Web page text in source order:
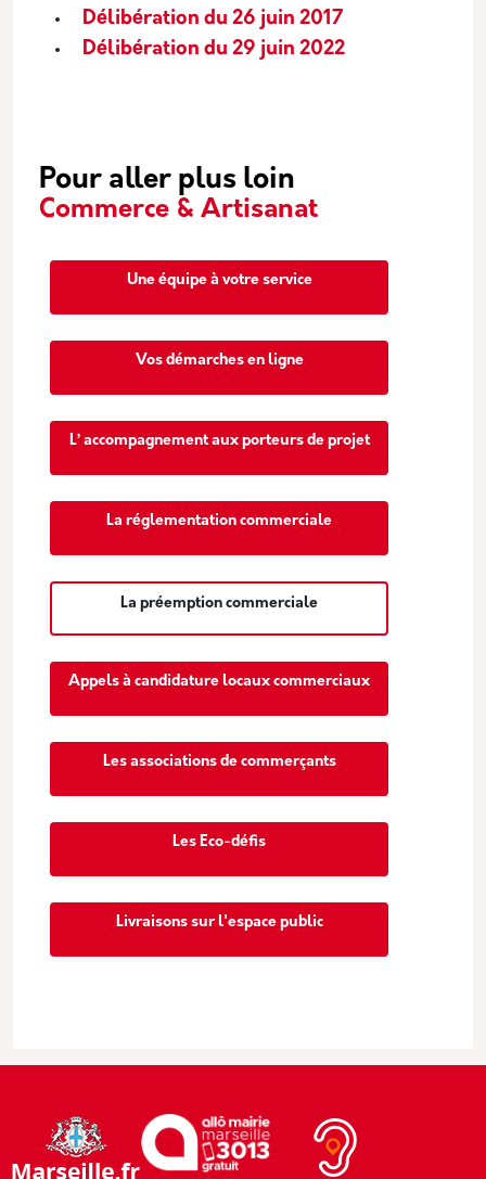
Délibération du 26 juin 2017
Délibération du 29 juin 2022
Pour aller plus loin
Commerce & Artisanat
Une équipe à votre service
Vos démarches en ligne
L’ accompagnement aux porteurs de projet
La réglementation commerciale
La préemption commerciale
Appels à candidature locaux commerciaux
Les associations de commerçants
Les Eco-défis
Livraisons sur l'espace public